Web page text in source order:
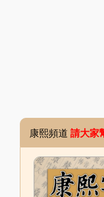
康熙頻道 請大家